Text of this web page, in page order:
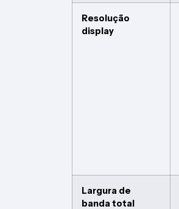
Resolução
display
Largura de
banda total